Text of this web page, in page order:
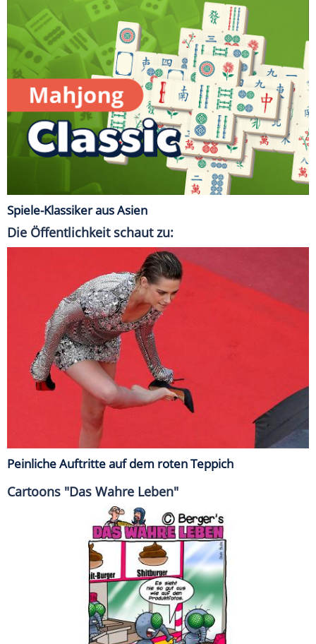
Spiele-Klassiker aus Asien
Die Öffentlichkeit schaut zu:
Peinliche Auftritte auf dem roten Teppich
Cartoons "Das Wahre Leben"